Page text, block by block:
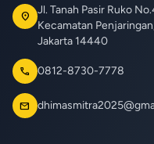
location_on
Jl. Tanah Pasir Ruko
Kecamatan
Jakarta 14440
call 0812-8730-7778
mail